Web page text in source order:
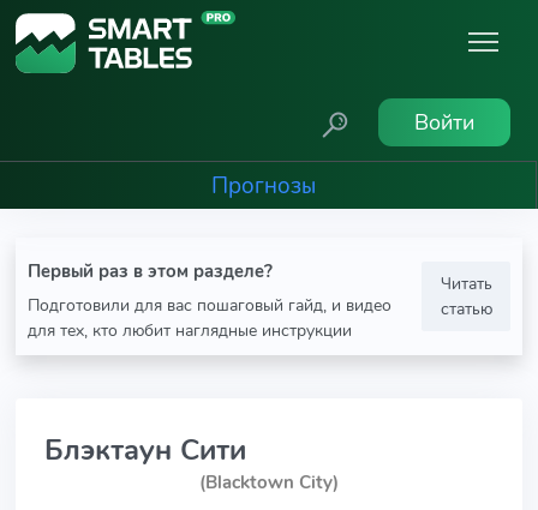
Войти
Прогнозы
Первый раз в этом разделе?
Подготовили для вас пошаговый гайд, и видео
для тех, кто любит наглядные инструкции
Читать
статью
Блэктаун Сити
(Blacktown City)